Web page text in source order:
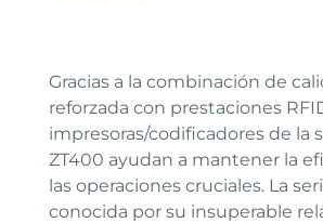
Gracias a la combinación de
reforzada con prestaciones
impresoras/codificadores de la
ZT400 ayudan a mantener la
las operaciones cruciales. La
conocida por su insuperable